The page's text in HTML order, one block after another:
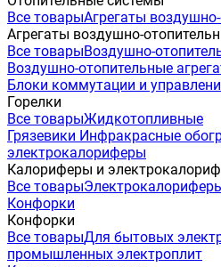
Все товарыАгрегаты
Агрегаты воздушно-
Все товарыВоздушно-
Воздушно-отопительные
Блоки коммутации и
Горелки
Все товарыЖидкотопливные
Грязевики Инфракрасные
электрокалориферы
Калориферы и
Все товары
Конфорки
Конфорки
Все товарыДля бытовых
промышленных электроплит